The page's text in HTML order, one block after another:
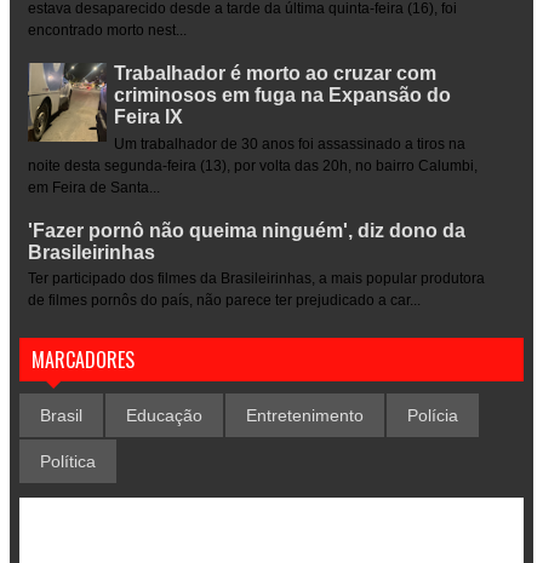
estava desaparecido desde a tarde da última quinta-feira (16), foi
encontrado morto nest...
Trabalhador é morto ao cruzar com
criminosos em fuga na Expansão do
Feira IX
Um trabalhador de 30 anos foi assassinado a tiros na
noite desta segunda-feira (13), por volta das 20h, no bairro Calumbi,
em Feira de Santa...
'Fazer pornô não queima ninguém', diz dono da
Brasileirinhas
Ter participado dos filmes da Brasileirinhas, a mais popular produtora
de filmes pornôs do país, não parece ter prejudicado a car...
MARCADORES
Brasil Educação Entretenimento Polícia
Política